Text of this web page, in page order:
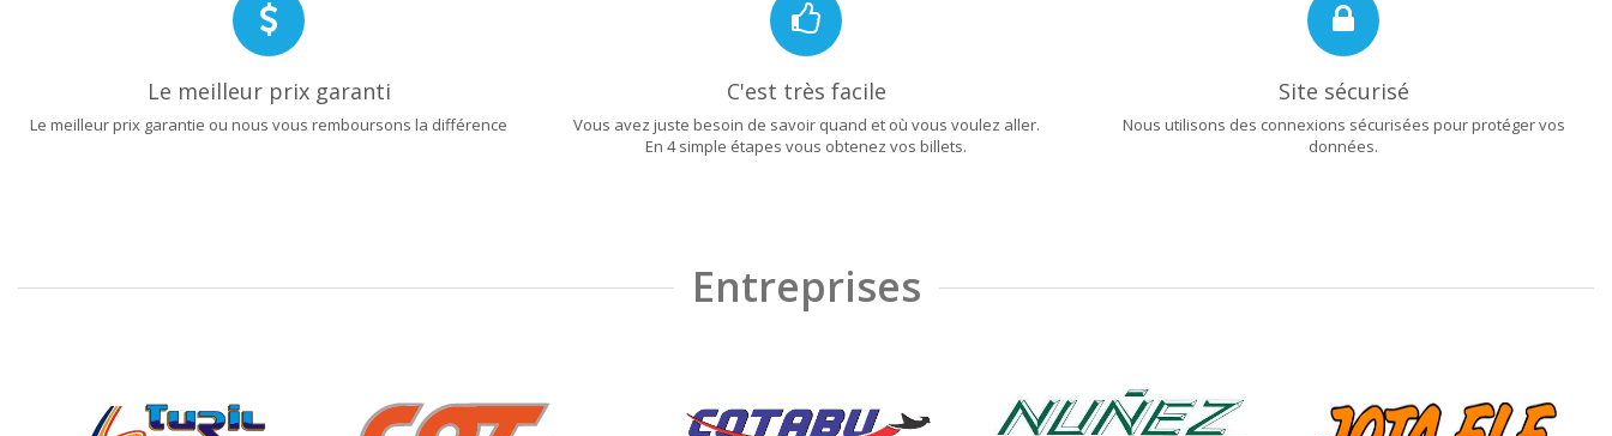
Le meilleur prix garanti
Le meilleur prix garantie ou nous vous remboursons la différence
C'est très facile
Vous avez juste besoin de savoir quand et où vous voulez aller.
En 4 simple étapes vous obtenez vos billets.
Site sécurisé
Nous utilisons des connexions sécurisées pour protéger vos
données.
Entreprises